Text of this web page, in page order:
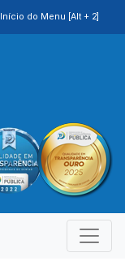
Início do Menu [Alt + 2]